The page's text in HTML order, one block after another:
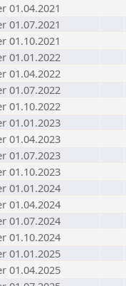
01.04.2021
01.07.2021
01.10.2021
01.01.2022
01.04.2022
01.07.2022
01.10.2022
01.01.2023
01.04.2023
01.07.2023
01.10.2023
01.01.2024
01.04.2024
01.07.2024
01.10.2024
01.01.2025
01.04.2025